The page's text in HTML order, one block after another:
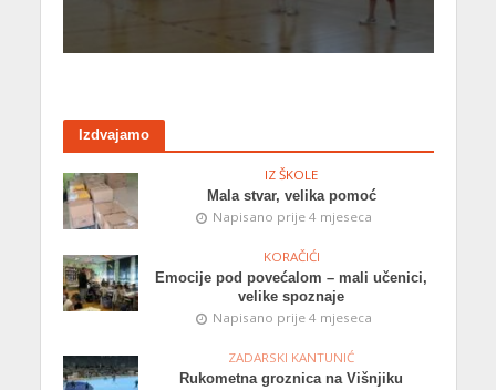
Izdvajamo
IZ ŠKOLE
Mala stvar, velika pomoć
Napisano prije 4 mjeseca
KORAČIĆI
Emocije pod povećalom – mali učenici,
velike spoznaje
Napisano prije 4 mjeseca
ZADARSKI KANTUNIĆ
Rukometna groznica na Višnjiku